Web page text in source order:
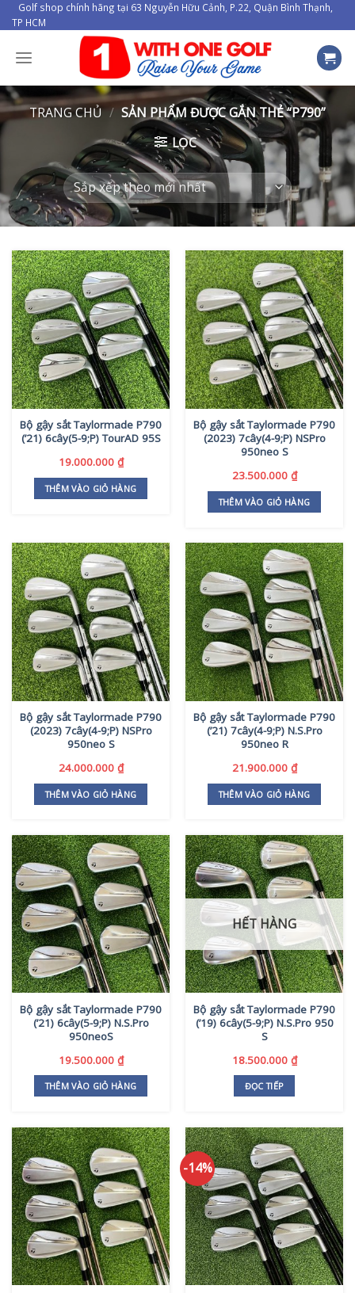
Skip
to
content
Golf shop chính hãng tại 63 Nguyễn Hữu Cảnh, P.22, Quận Bình Thạnh,
TP HCM
TRANG CHỦ / SẢN PHẨM ĐƯỢC GẮN THẺ “P790”
LỌC
Bộ gậy sắt Taylormade P790
(’21) 6cây(5-9;P) TourAD 95S
19.000.000 ₫
THÊM VÀO GIỎ HÀNG
Bộ gậy sắt Taylormade P790
(2023) 7cây(4-9;P) NSPro
950neo S
23.500.000 ₫
THÊM VÀO GIỎ HÀNG
Bộ gậy sắt Taylormade P790
(2023) 7cây(4-9;P) NSPro
950neo S
24.000.000 ₫
THÊM VÀO GIỎ HÀNG
Bộ gậy sắt Taylormade P790
(’21) 7cây(4-9;P) N.S.Pro
950neo R
21.900.000 ₫
THÊM VÀO GIỎ HÀNG
Bộ gậy sắt Taylormade P790
(’21) 6cây(5-9;P) N.S.Pro
950neoS
19.500.000 ₫
THÊM VÀO GIỎ HÀNG
HẾT HÀNG
Bộ gậy sắt Taylormade P790
(’19) 6cây(5-9;P) N.S.Pro 950
S
18.500.000 ₫
ĐỌC TIẾP
-14%